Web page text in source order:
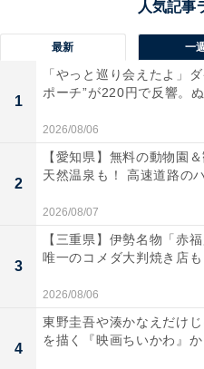
最新 一
1
「やっと巡り会えたよ」
ポーチ”が220円で反響。
2026/08/06
2
【愛知県】無料の動物園
天然温泉も！ 高速道路の
2026/08/07
3
【三重県】伊勢名物「赤
唯一のコメダ大判焼き店も
2026/08/06
4
東野圭吾や湊かなえだけじ
を描く『映画ちいかわ』